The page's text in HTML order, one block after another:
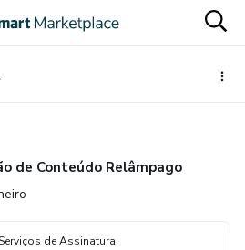
de Conteúdo Relâmpago
de Assinatura